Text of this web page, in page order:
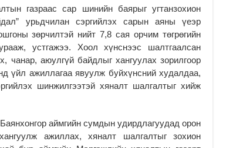
газраас сар шинийн баярыг угтанзохион
урьдчилан сэргийлэх сарын аяны үеэр
зөрчилтэй нийт 7,8 сая орчим төгрөгийн
устгажээ. Хоол хүнснээс шалтгаалсан
чанар, аюулгүй байдлыг хангуулах зорилгоор
үйл ажиллагаа явуулж буйхүнсний худалдаа,
шинжилгээтэй хяналт шалгалтыг хийж
аймгийн сумдын удирдлагуудад орон
ажиллах, хяналт шалгалтыг зохион